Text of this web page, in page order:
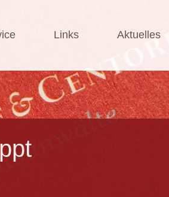
Links Aktuelles